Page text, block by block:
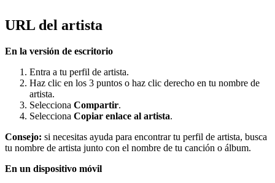
URL del artista
En la versión de escritorio
Entra a tu perfil de artista.
Haz clic en los 3 puntos o haz clic derecho en tu nombre de
artista.
Selecciona Compartir.
Selecciona Copiar enlace al artista.
Consejo: si necesitas ayuda para encontrar tu perfil de artista, busca
tu nombre de artista junto con el nombre de tu canción o álbum.
En un dispositivo móvil